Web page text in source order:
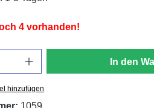
4 vorhanden!
In den
hinzufügen
1059